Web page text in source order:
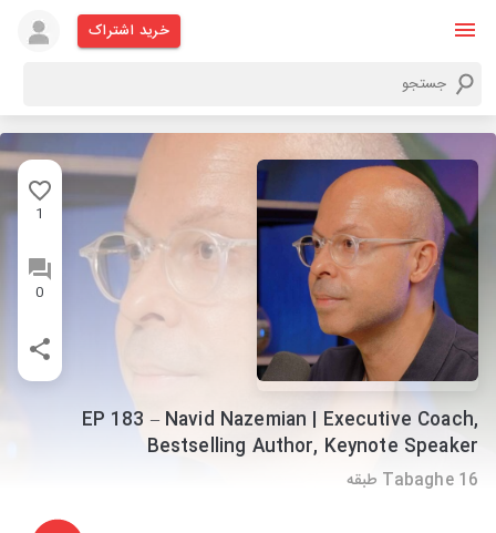
خرید اشتراک
1
0
EP 183 – Navid Nazemian | Executive Coach,
Bestselling Author, Keynote Speaker
Tabaghe 16 طبقه